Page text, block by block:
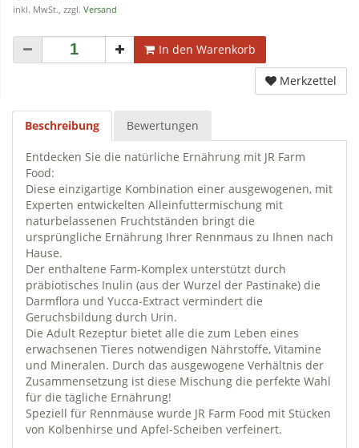
inkl. MwSt., zzgl. Versand
In den Warenkorb
Merkzettel
Beschreibung Bewertungen
Entdecken Sie die natürliche Ernährung mit JR Farm
Food:
Diese einzigartige Kombination einer ausgewogenen, mit
Experten entwickelten Alleinfuttermischung mit
naturbelassenen Fruchtständen bringt die
ursprüngliche Ernährung Ihrer Rennmaus zu Ihnen nach
Hause.
Der enthaltene Farm-Komplex unterstützt durch
präbiotisches Inulin (aus der Wurzel der Pastinake) die
Darmflora und Yucca-Extract vermindert die
Geruchsbildung durch Urin.
Die Adult Rezeptur bietet alle die zum Leben eines
erwachsenen Tieres notwendigen Nährstoffe, Vitamine
und Mineralen. Durch das ausgewogene Verhältnis der
Zusammensetzung ist diese Mischung die perfekte Wahl
für die tägliche Ernährung!
Speziell für Rennmäuse wurde JR Farm Food mit Stücken
von Kolbenhirse und Apfel-Scheiben verfeinert.